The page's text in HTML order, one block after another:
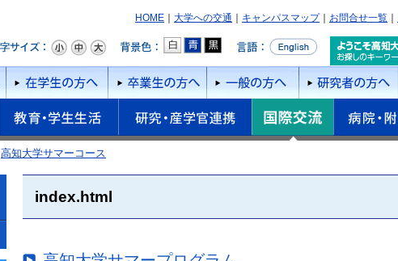
HOME 大学への交通 キャンパスマップ｜ お問合せ一覧
高知大学サマーコース
index.html